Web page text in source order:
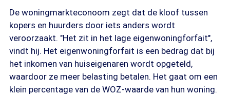
De woningmarkteconoom zegt dat de kloof tussen
kopers en huurders door iets anders wordt
veroorzaakt. "Het zit in het lage eigenwoningforfait",
vindt hij. Het eigenwoningforfait is een bedrag dat bij
het inkomen van huiseigenaren wordt opgeteld,
waardoor ze meer belasting betalen. Het gaat om een
klein percentage van de WOZ-waarde van hun woning.